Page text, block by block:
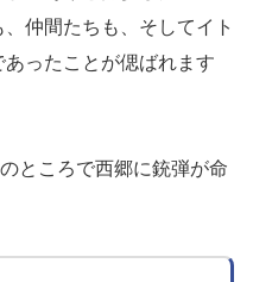
仲間たちも、そしてイト
ったことが偲ばれます
ところで西郷に銃弾が命